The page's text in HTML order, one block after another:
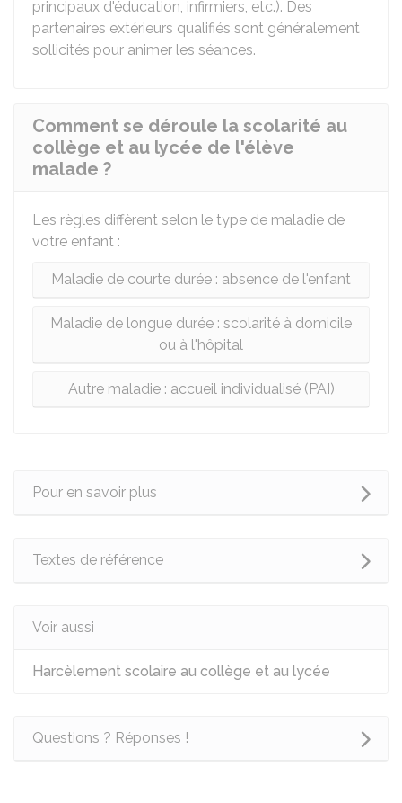
principaux d'éducation, infirmiers, etc.). Des
partenaires extérieurs qualifiés sont généralement
sollicités pour animer les séances.
Comment se déroule la scolarité au
collège et au lycée de l'élève
malade ?
Les règles diffèrent selon le type de maladie de
votre enfant :
Maladie de courte durée : absence de l'enfant
Maladie de longue durée : scolarité à domicile
ou à l'hôpital
Autre maladie : accueil individualisé (PAI)
Pour en savoir plus
Textes de référence
Voir aussi
Harcèlement scolaire au collège et au lycée
Questions ? Réponses !